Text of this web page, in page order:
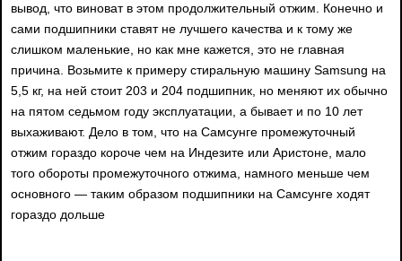
вывод, что виноват в этом продолжительный отжим. Конечно и
сами подшипники ставят не лучшего качества и к тому же
слишком маленькие, но как мне кажется, это не главная
причина. Возьмите к примеру стиральную машину Samsung на
5,5 кг, на ней стоит 203 и 204 подшипник, но меняют их обычно
на пятом седьмом году эксплуатации, а бывает и по 10 лет
выхаживают. Дело в том, что на Самсунге промежуточный
отжим гораздо короче чем на Индезите или Аристоне, мало
того обороты промежуточного отжима, намного меньше чем
основного — таким образом подшипники на Самсунге ходят
гораздо дольше